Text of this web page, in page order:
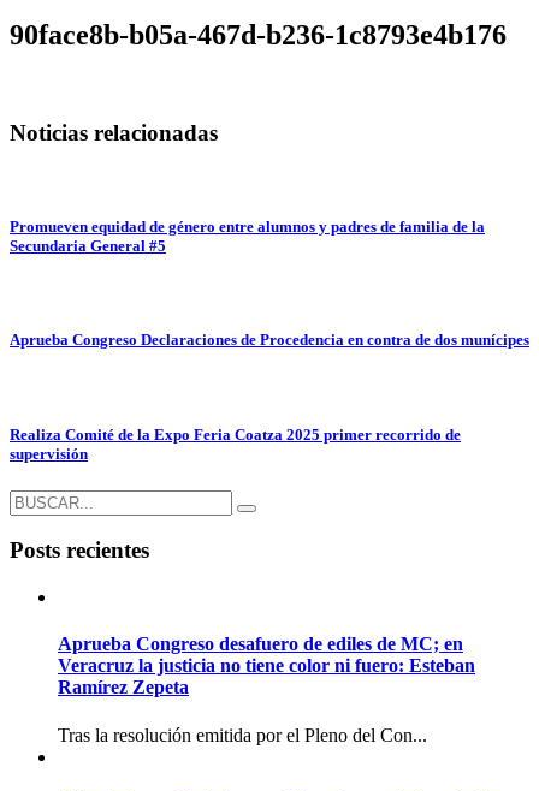
90face8b-b05a-467d-b236-1c8793e4b176
Noticias relacionadas
Promueven equidad de género entre alumnos y padres de familia de la
Secundaria General #5
Aprueba Congreso Declaraciones de Procedencia en contra de dos munícipes
Realiza Comité de la Expo Feria Coatza 2025 primer recorrido de
supervisión
Posts recientes
Aprueba Congreso desafuero de ediles de MC; en
Veracruz la justicia no tiene color ni fuero: Esteban
Ramírez Zepeta
Tras la resolución emitida por el Pleno del Con...